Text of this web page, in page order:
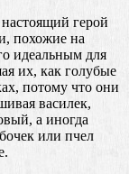
герой
похожие на
идеальным для
их, как голубые
потому что они
василек,
а иногда
или пчел